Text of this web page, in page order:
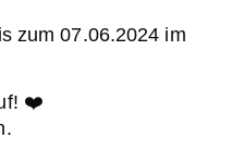
zum 07.06.2024 im
❤️